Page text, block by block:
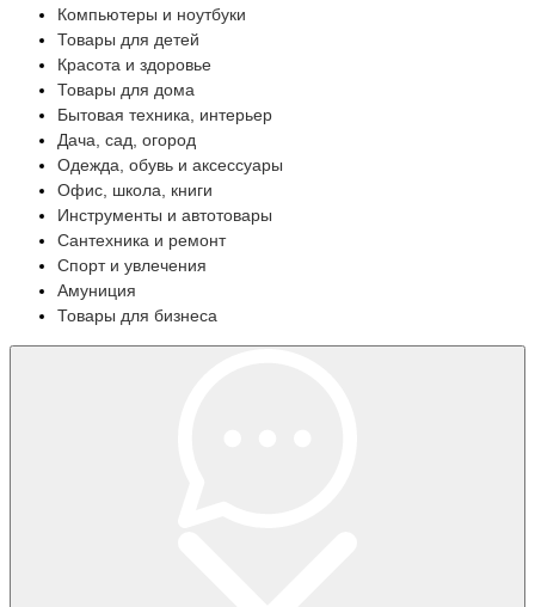
Компьютеры и ноутбуки
Товары для детей
Красота и здоровье
Товары для дома
Бытовая техника, интерьер
Дача, сад, огород
Одежда, обувь и аксессуары
Офис, школа, книги
Инструменты и автотовары
Сантехника и ремонт
Спорт и увлечения
Амуниция
Товары для бизнеса